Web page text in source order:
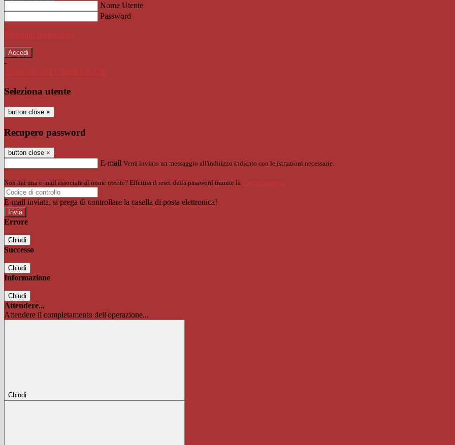
Nome Utente
Password
Password dimenticata?
-
Entra con SPID
Entra con CIE
Seleziona utente
button close ×
Recupero password
button close ×
E-mail Verrà inviato un messaggio all'indirizzo indicato con le istruzioni necessarie.
Non hai una e-mail associata al nome utente? Effettua il reset della password tramite la Login Spaggiari
E-mail inviata, si prega di controllare la casella di posta elettronica!
Errore
Chiudi
Successo
Chiudi
Informazione
Chiudi
Attendere...
Attendere il completamento dell'operazione...
Chiudi